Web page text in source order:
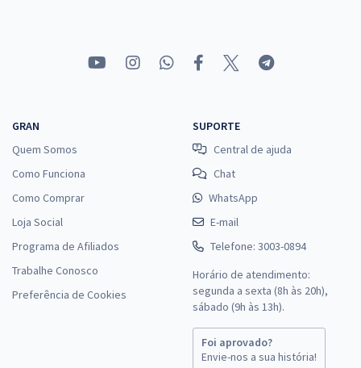
Comprar
GRAN
Quem Somos
Como Funciona
Como Comprar
Loja Social
Programa de Afiliados
Trabalhe Conosco
Preferência de Cookies
SUPORTE
Central de ajuda
Chat
WhatsApp
E-mail
Telefone: 3003-0894
Horário de atendimento:
segunda a sexta (8h às 20h),
sábado (9h às 13h).
Foi aprovado?
Envie-nos a sua história!